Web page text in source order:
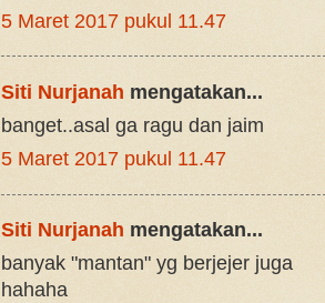
5 Maret 2017 pukul 11.47
Siti Nurjanah mengatakan...
banget..asal ga ragu dan jaim
5 Maret 2017 pukul 11.47
Siti Nurjanah mengatakan...
banyak "mantan" yg berjejer juga
hahaha